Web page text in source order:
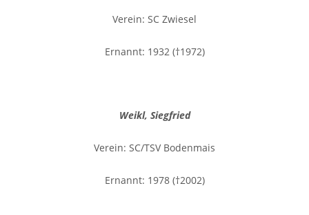
Verein: SC Zwiesel
Ernannt: 1932 (†1972)
Weikl, Siegfried
Verein: SC/TSV Bodenmais
Ernannt: 1978 (†2002)